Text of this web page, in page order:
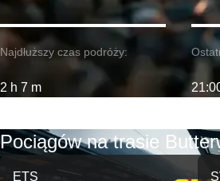
Najdłuższy czas podróży:
2 h 7 m
Pociągów na trasie
ETS